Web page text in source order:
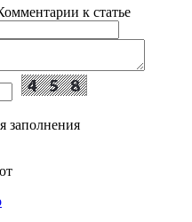
к статье
заполнения